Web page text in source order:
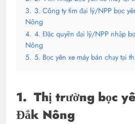
3. 3. Công ty tìm đại lý/NPP bọc
Nông
4. 4. Đặc quyền đại lý/NPP nhập
Nông
5. 5. Bọc yên xe máy bán chạy tại
1. Thị trường bọc
Đắk Nông